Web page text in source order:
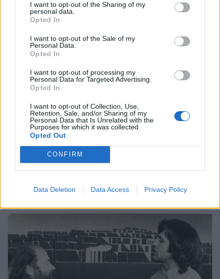
I want to opt-out of the Sharing of my
personal data.
Opted In
I want to opt-out of the Sale of my
Personal Data.
Opted In
I want to opt-out of processing my
Personal Data for Targeted Advertising.
Opted In
I want to opt-out of Collection, Use,
Retention, Sale, and/or Sharing of my
Personal Data that Is Unrelated with the
Purposes for which it was collected.
Opted Out
CONFIRM
Data Deletion Data Access Privacy Policy
ξεχωρίζουν τραγούδια όπως τα «Μιλώ για τα
παιδιά μου», «Φάμπρικα», «Τα Λόγια Και Τα
τους Χαράλαμπο Γαργανουράκη (ανακάλυψη του
συνθέτη μετά τον Νίκο Ξυλούρη), Λάκη Χαλκιά,
Τάνια Τσανακλίδου, Βίκυ Μοσχολιού, Παύλο
Σιδηρόπουλο και Λιζέτα Νικολάου.
Το 1976 συνέθεσε τη μουσική για την τηλεοπτική
σειρά του ΒΒC «Ποιος πληρώνει τον βαρκάρη»
(«Who pays the Ferryman?»), το μουσικό θέμα της
οποίας γνώρισε μεγάλη επιτυχία και παρέμεινε
στην κορυφή του βρετανικού πίνακα επιτυχιών
συνθέτη.